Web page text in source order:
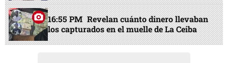
16:55 PM Revelan cuánto dinero llevaban
los capturados en el muelle de La Ceiba